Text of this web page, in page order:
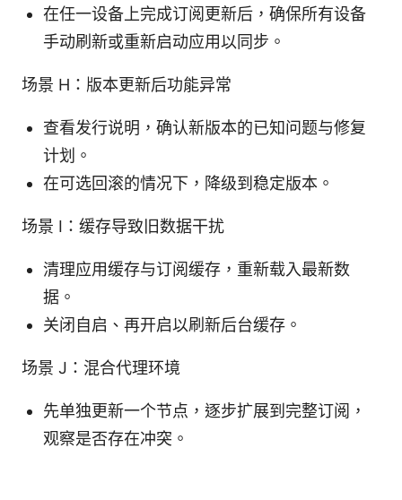
在任一设备上完成订阅更新后，确保所有设备
手动刷新或重新启动应用以同步。
场景 H：版本更新后功能异常
查看发行说明，确认新版本的已知问题与修复
计划。
在可选回滚的情况下，降级到稳定版本。
场景 I：缓存导致旧数据干扰
清理应用缓存与订阅缓存，重新载入最新数
据。
关闭自启、再开启以刷新后台缓存。
场景 J：混合代理环境
先单独更新一个节点，逐步扩展到完整订阅，
观察是否存在冲突。